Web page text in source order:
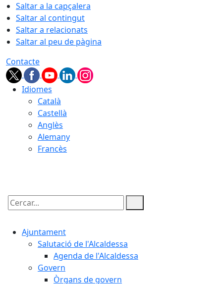
Saltar a la capçalera
Saltar al contingut
Saltar a relacionats
Saltar al peu de pàgina
Contacte
Idiomes
Català
Castellà
Anglès
Alemany
Francès
Cercar:
Ajuntament
Salutació de l'Alcaldessa
Agenda de l'Alcaldessa
Govern
Òrgans de govern